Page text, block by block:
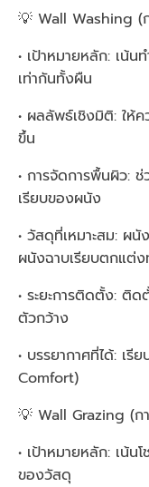
💡 Wall Washing (
• เป้าหมายหลัก: เน้น
เท่ากันทั้งผืน
• ผลลัพธ์เชิงมิติ: ให้
ขึ้น
• การจัดการพื้นผิว:
เรียบของผนัง
• วัสดุที่เหมาะสม: ผนั
ผนังฉาบเรียบตกแต่ง
• ระยะการติดตั้ง: ติ
ตัวกว้าง
• บรรยากาศที่ได้: เรี
Comfort)
💡 Wall Grazing (ก
• เป้าหมายหลัก: เน้น
ของวัสดุ